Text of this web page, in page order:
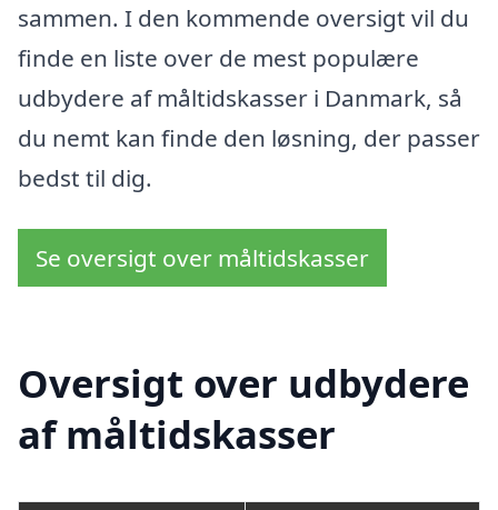
sammen. I den kommende oversigt vil du
finde en liste over de mest populære
udbydere af måltidskasser i Danmark, så
du nemt kan finde den løsning, der passer
bedst til dig.
Se oversigt over måltidskasser
Oversigt over udbydere
af måltidskasser